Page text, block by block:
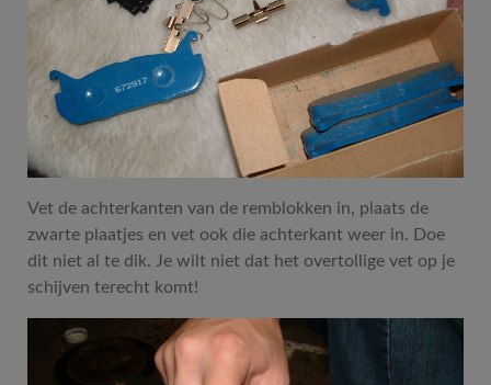
Vet de achterkanten van de remblokken in, plaats de
zwarte plaatjes en vet ook die achterkant weer in. Doe
dit niet al te dik. Je wilt niet dat het overtollige vet op je
schijven terecht komt!